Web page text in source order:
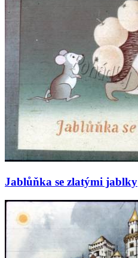
Jablůňka se zlatými jablky